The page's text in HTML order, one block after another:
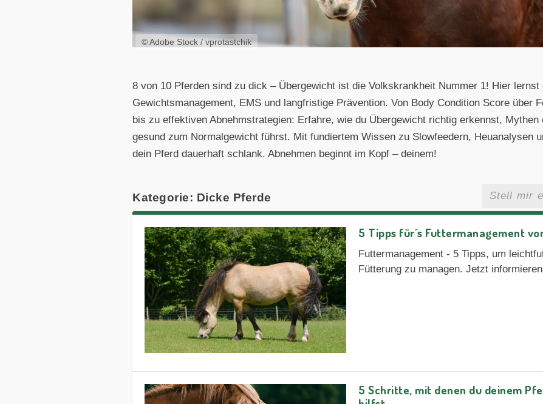
© Adobe Stock / vprotastchik
8 von 10 Pferden sind zu dick – Übergewicht ist die Volkskrankheit Nummer 1! Hier lernst
Gewichtsmanagement, EMS und langfristige Prävention. Von Body Condition Score über
bis zu effektiven Abnehmstrategien: Erfahre, wie du Übergewicht richtig erkennst, Mythen
gesund zum Normalgewicht führst. Mit fundiertem Wissen zu Slowfeedern, Heuanalysen
dein Pferd dauerhaft schlank. Abnehmen beginnt im Kopf – deinem!
Kategorie: Dicke Pferde
5 Tipps für´s Futtermanagement
Futtermanagement - 5 Tipps, um
Fütterung zu managen. Jetzt
5 Schritte, mit denen du deinem